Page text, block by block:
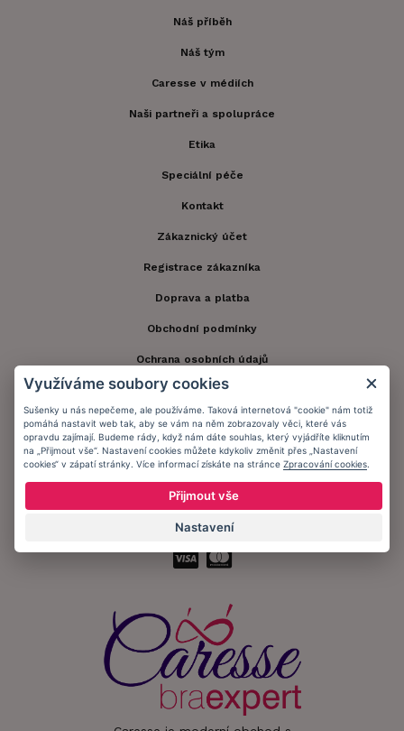
Náš příběh
Náš tým
Caresse v médiích
Naši partneři a spolupráce
Etika
Speciální péče
Kontakt
Zákaznický účet
Registrace zákazníka
Doprava a platba
Obchodní podmínky
Ochrana osobních údajů
Informační memorandum
Zůstaňte s námi v kontaktu.
Přijímáme platby:
Využíváme soubory cookies
Sušenky u nás nepečeme, ale používáme. Taková internetová "cookie" nám totiž
pomáhá nastavit web tak, aby se vám na něm zobrazovaly věci, které vás
opravdu zajímají. Budeme rády, když nám dáte souhlas, který vyjádříte kliknutím
na „Přijmout vše“. Nastavení cookies můžete kdykoliv změnit přes „Nastavení
cookies“ v zápatí stránky. Více informací získáte na stránce Zpracování cookies
Přijmout vše
Nastavení